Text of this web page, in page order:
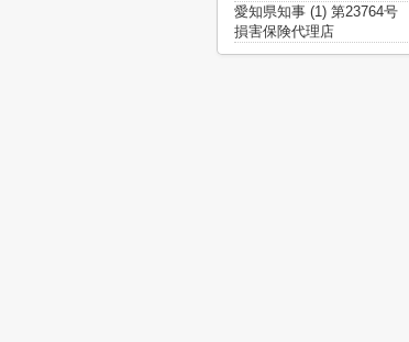
愛知県知事 (1) 第23764号
損害保険代理店